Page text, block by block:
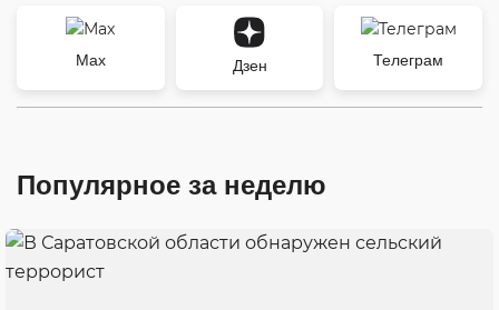
Max Дзен Телеграм
Популярное за неделю